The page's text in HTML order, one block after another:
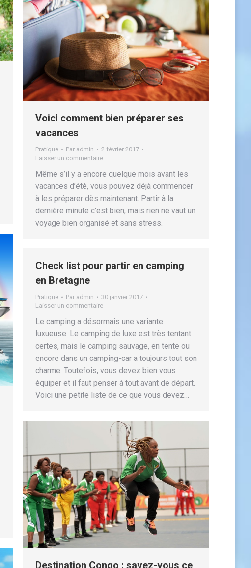
Voici comment bien préparer ses
vacances
Pratique Par admin
2 février 2017
Laisser un commentaire
Même s’il y a encore quelque mois avant les
vacances d’été, vous pouvez déjà commencer
à les préparer dès maintenant. Partir à la
dernière minute c’est bien, mais rien ne vaut un
voyage bien organisé et sans stress.
Check list pour partir en camping
en Bretagne
Pratique Par admin
30 janvier 2017
Laisser un commentaire
Le camping a désormais une variante
luxueuse. Le camping de luxe est très tentant
certes, mais le camping sauvage, en tente ou
encore dans un camping-car a toujours tout son
charme. Toutefois, vous devez bien vous
équiper et il faut penser à tout avant de départ.
Voici une petite liste de ce que vous devez…
Destination Congo : savez-vous ce